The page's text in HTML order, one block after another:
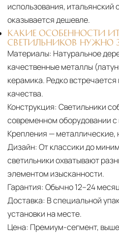
использования, итальянский
оказывается дешевле.
КАКИЕ ОСОБЕННОСТИ
СВЕТИЛЬНИКОВ НУЖНО
Материалы: Натуральное
качественные металлы
керамика. Редко встречается
качества.
Конструкция: Светильники
современном оборудовании
Крепления — металлические,
Дизайн: От классики до
светильники охватывают
элементом изысканности.
Гарантия: Обычно 12–24
Доставка: В специальной
установки на месте.
Цена: Премиум-сегмент,